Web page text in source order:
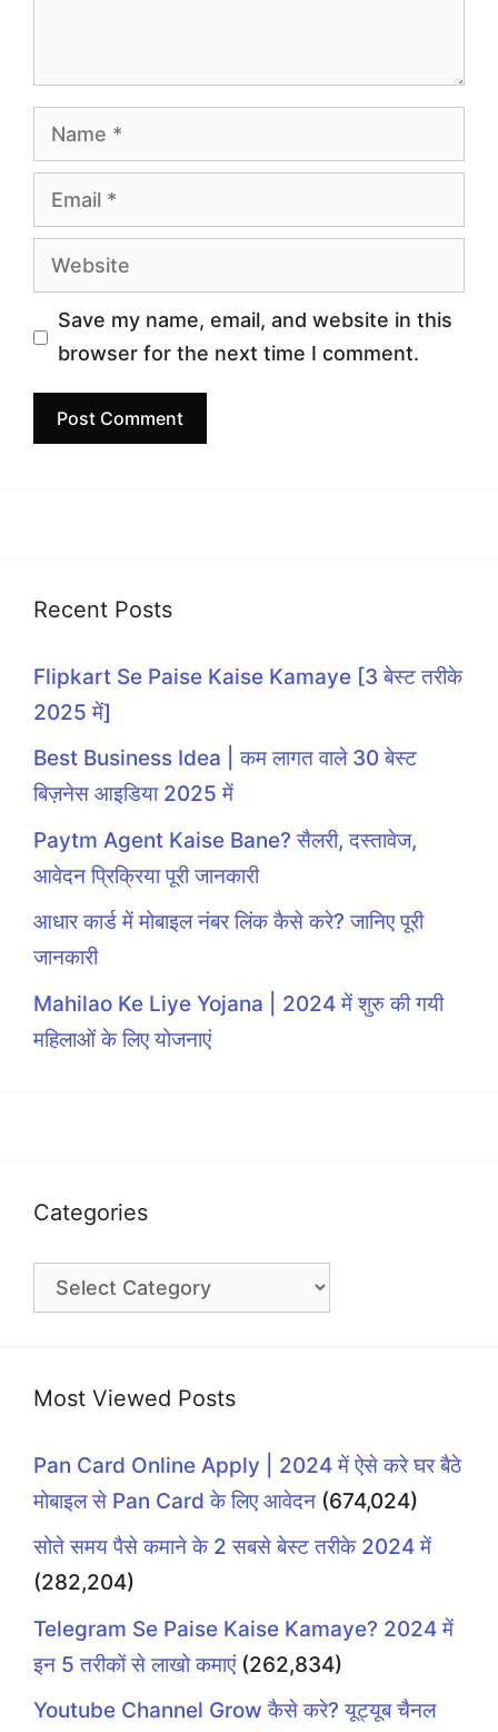
Name
Email
Website
Save my name, email, and website in this
browser for the next time I comment.
Recent Posts
Flipkart Se Paise Kaise Kamaye [3 बेस्ट तरीके
2025 में]
Best Business Idea | कम लागत वाले 30 बेस्ट
बिज़नेस आइडिया 2025 में
Paytm Agent Kaise Bane? सैलरी, दस्तावेज,
आवेदन प्रिक्रिया पूरी जानकारी
आधार कार्ड में मोबाइल नंबर लिंक कैसे करे? जानिए पूरी
जानकारी
Mahilao Ke Liye Yojana | 2024 में शुरु की गयी
महिलाओं के लिए योजनाएं
Categories
Categories
Most Viewed Posts
Pan Card Online Apply | 2024 में ऐसे करे घर बैठे
मोबाइल से Pan Card के लिए आवेदन (674,024)
सोते समय पैसे कमाने के 2 सबसे बेस्ट तरीके 2024 में
(282,204)
Telegram Se Paise Kaise Kamaye? 2024 में
इन 5 तरीकों से लाखो कमाएं (262,834)
Youtube Channel Grow कैसे करे? यूट्यूब चैनल